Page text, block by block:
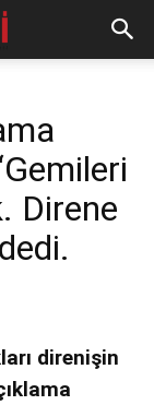
Direne
direnişin